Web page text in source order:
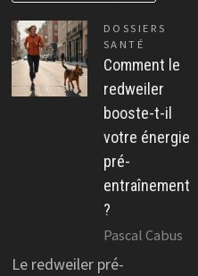
DOSSIERS
SANTÉ
Comment le
redweiler
booste-t-il
votre énergie
pré-
entraînement
?
Pascal Cabus
Le redweiler pré-